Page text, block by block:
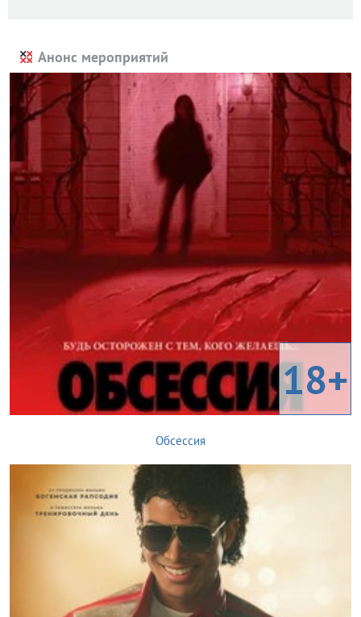
Анонс мероприятий
18+
Обсессия